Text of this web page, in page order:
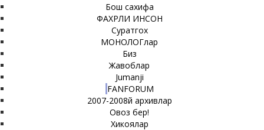
Бош сахифа
ФАХРЛИ ИНСОН
Суратгох
МОНОЛОГлар
Биз
Жавоблар
Jumanji
FANFORUM
2007-2008й архивлар
Овоз бер!
Хикоялар